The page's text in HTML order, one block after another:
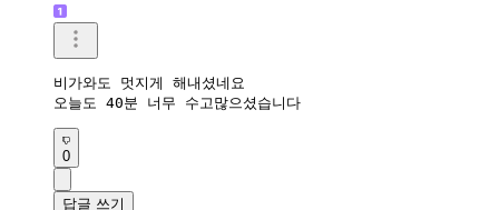
비가와도 멋지게 해내셨네요
오늘도 40분 너무 수고많으셨습니다
0
답글 쓰기